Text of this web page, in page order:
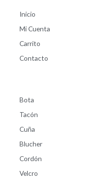
Inicio
Mi Cuenta
Carrito
Contacto
Bota
Tacón
Cuña
Blucher
Cordón
Velcro